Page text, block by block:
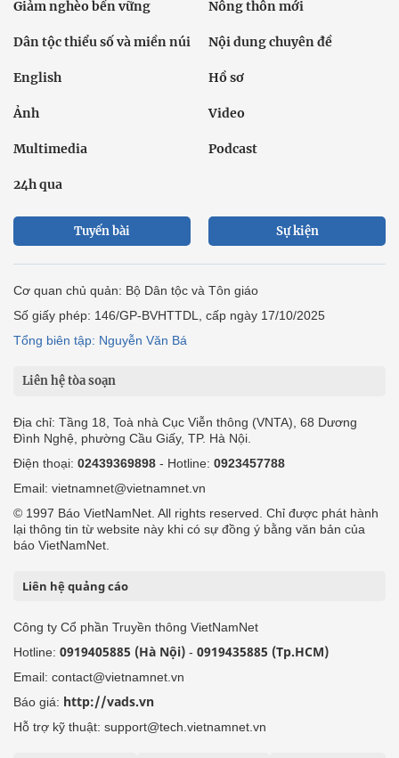
Giảm nghèo bền vững Nông thôn mới
Dân tộc thiểu số và miền núi Nội dung chuyên đề
English Hồ sơ
Ảnh Video
Multimedia Podcast
24h qua
Tuyến bài Sự kiện
Cơ quan chủ quản: Bộ Dân tộc và Tôn giáo
Số giấy phép: 146/GP-BVHTTDL, cấp ngày 17/10/2025
Tổng biên tập: Nguyễn Văn Bá
Liên hệ tòa soạn
Địa chỉ: Tầng 18, Toà nhà Cục Viễn thông (VNTA), 68 Dương
Đình Nghệ, phường Cầu Giấy, TP. Hà Nội.
Điện thoại: 02439369898 - Hotline: 0923457788
Email: vietnamnet@vietnamnet.vn
© 1997 Báo VietNamNet. All rights reserved. Chỉ được phát hành
lại thông tin từ website này khi có sự đồng ý bằng văn bản của
báo VietNamNet.
Liên hệ quảng cáo
Công ty Cổ phần Truyền thông VietNamNet
Hotline: 0919405885 (Hà Nội) - 0919435885 (Tp.HCM)
Email: contact@vietnamnet.vn
Báo giá: http://vads.vn
Hỗ trợ kỹ thuật: support@tech.vietnamnet.vn